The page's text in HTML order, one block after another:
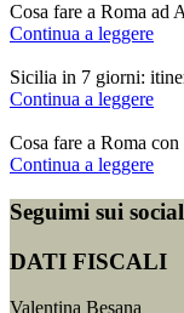
Cosa fare a Roma ad
Continua a leggere
Sicilia in 7 giorni:
Continua a leggere
Cosa fare a Roma
Continua a leggere
Seguimi sui social
DATI FISCALI
Valentina Besana